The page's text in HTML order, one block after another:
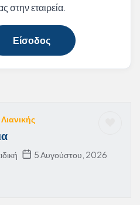
στην εταιρεία.
Είσοδος
5 Αυγούστου, 2026